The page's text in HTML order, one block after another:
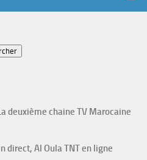
deuxième chaine TV Marocaine
direct, Al Oula TNT en ligne